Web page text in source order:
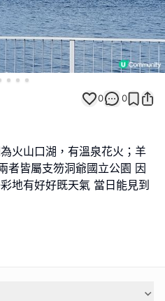
0 0
火山口湖，有溫泉花火；羊
者皆屬支笏洞爺國立公園 因
地有好好既天氣 當日能見到